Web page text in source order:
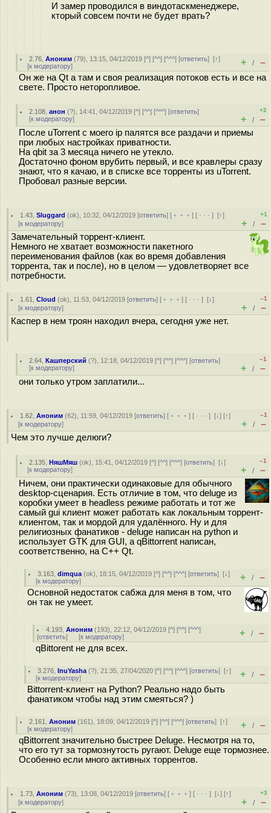
И замер проводился в виндотаскменеджере,
кторый совсем почти не будет врать?
2.76 ,Аноним (79), 13:15, 04/12/2019 [^] [^^] [^^^] [ответить][↑]
[к модератору] + / –
Он же на Qt а там и своя реализация потоков есть и все на
свете. Просто неторопливое.
2.108 ,анон (?), 14:41, 04/12/2019 [^] [^^] [^^^] [ответить]
[к модератору]
+2
+ / –
После uTorrent с моего ip палятся все раздачи и приемы
при любых настройках приватности.
На qbit за 3 месяца ничего не утекло.
Достаточно фоном врубить первый, и все кравлеры сразу
знают, что я качаю, и в списке все торренты из uTorrent.
Пробовал разные версии.
1.43 ,Sluggard (ok), 10:32, 04/12/2019 [ответить] [ ﹢﹢﹢] [ · · ·][↑]
[к модератору]
+1
+ / –
Замечательный торрент-клиент.
Немного не хватает возможности пакетного
переименования файлов (как во время добавления
торрента, так и после), но в целом — удовлетворяет все
потребности.
1.61 ,Cloud (ok), 11:53, 04/12/2019 [ответить] [ ﹢﹢﹢] [ · · ·][↓]
[к модератору]
–1
+ / –
Каспер в нем троян находил вчера, сегодня уже нет.
2.64 ,Кашперский (?), 12:18, 04/12/2019 [^] [^^] [^^^] [ответить]
[к модератору]
–1
+ / –
они только утром заплатили...
1.62 ,Аноним (62), 11:59, 04/12/2019 [ответить] [ ﹢﹢﹢] [ · · ·][↓] [↑]
[к модератору]
–1
+ / –
Чем это лучше делюги?
2.135 ,НяшМяш (ok), 15:41, 04/12/2019 [^] [^^] [^^^] [ответить][↓]
[к модератору]
–1
+ / –
Ничем, они практически одинаковые для обычного
desktop-сценария. Есть отличие в том, что deluge из
коробки умеет в headless режиме работать и тот же
самый gui клиент может работать как локальным торрент-
клиентом, так и мордой для удалённого. Ну и для
религиозных фанатиков - deluge написан на python и
использует GTK для GUI, а qBittorrent написан,
соответственно, на C++ Qt.
3.163 ,dimqua (ok), 18:15, 04/12/2019 [^] [^^] [^^^] [ответить][↓]
[к модератору] + / –
Основной недостаток сабжа для меня в том, что
он так не умеет.
4.193 ,Аноним (193), 22:12, 04/12/2019 [^] [^^] [^^^]
[ответить] [к модератору] + / –
qBittorent не для всех.
3.276 ,InuYasha (?), 21:35, 27/04/2020 [^] [^^] [^^^] [ответить][↑]
[к модератору] + / –
Bittorrent-клиент на Python? Реально надо быть
фанатиком чтобы над этим смеяться? )
2.161 ,Аноним (161), 18:09, 04/12/2019 [^] [^^] [^^^] [ответить][↑]
[к модератору] + / –
qBittorrent значительно быстрее Deluge. Несмотря на то,
что его тут за тормознутость ругают. Deluge еще тормознее.
Особенно если много активных торрентов.
1.73 ,Аноним (73), 13:08, 04/12/2019 [ответить] [ ﹢﹢﹢] [ · · ·][↓] [↑]
[к модератору]
+3
+ / –